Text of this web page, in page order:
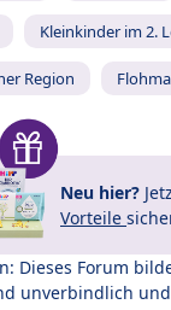
Kleinkinder im 2.
Region
Neu hier?
Vorteile
Dieses Forum
unverbindlich